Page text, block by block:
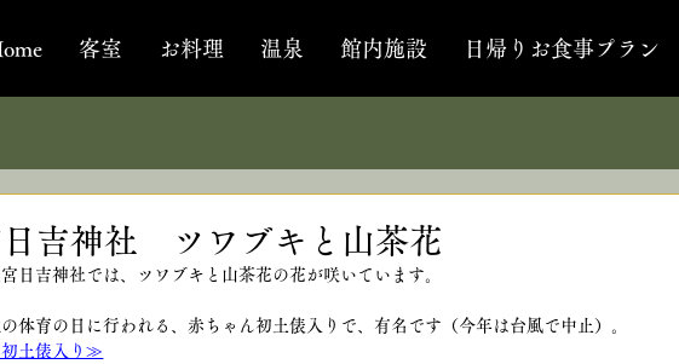
客室 お料理 温泉 館内施設 日帰りお食事プラン
日吉神社 ツワブキと山茶花
日吉神社では、ツワブキと山茶花の花が咲いています。
体育の日に行われる、赤ちゃん初土俵入りで、有名です（今年は台風で中止）。
初土俵入り≫